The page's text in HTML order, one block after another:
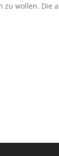
wollen. Die